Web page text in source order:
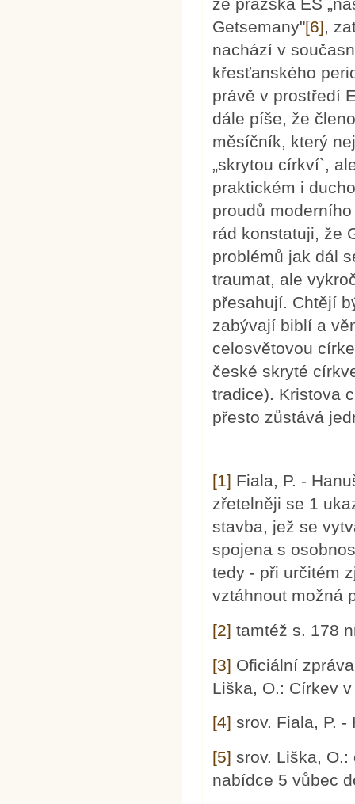
Getsemany"[6] ,
nachází v
křesťanského
právě v prostředí
dále píše, že
měsíčník, který
„skrytou církví`,
praktickém i
proudů
rád konstatuji, že
problémů jak dál
traumat, ale
přesahují. Chtějí
zabývají biblí a
celosvětovou
české skryté
tradice). Kristova
přesto zůstává
[1] Fiala, P. -
zřetelněji se 1
stavba, jež se
spojena s
tedy - při určitém
vztáhnout možná
[2] tamtéž s. 178
[3] Oficiální
Liška, O.: Církev
[4] srov. Fiala, P.
[5] srov. Liška,
nabídce 5 vůbec